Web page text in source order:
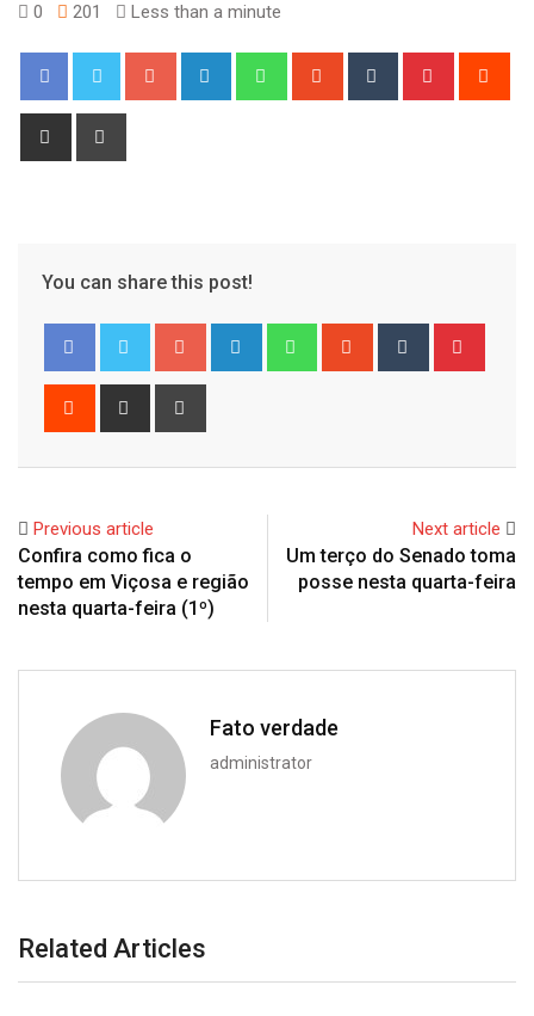
0 201 Less than a minute
Google+ LinkedIn WhatsappStumbleUpon
Tumblr Pinterest
Share
You can share this post!
Google+ LinkedIn WhatsappStumbleUpon
Tumblr
Reddit
Share
Previous article
Confira como fica o
tempo em Viçosa e região
nesta quarta-feira (1º)
Next article
Um terço do Senado toma
posse nesta quarta-feira
Fato verdade
administrator
Related Articles